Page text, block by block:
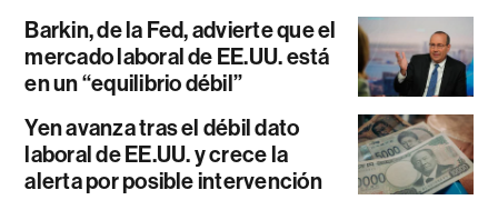
Barkin, de la Fed, advierte que el
mercado laboral de EE.UU. está
en un “equilibrio débil”
Yen avanza tras el débil dato
laboral de EE.UU. y crece la
alerta por posible intervención